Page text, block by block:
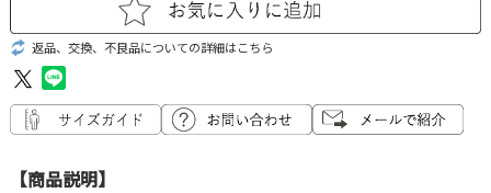
返品、交換、不良品についての詳細はこちら
【商品説明】